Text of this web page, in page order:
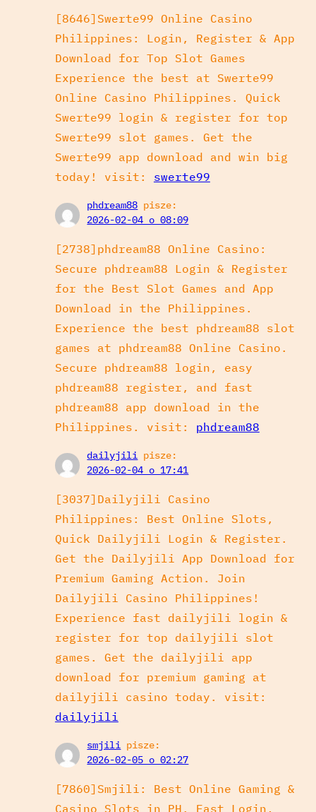
[8646]Swerte99 Online Casino
Philippines: Login, Register & App
Download for Top Slot Games
Experience the best at Swerte99
Online Casino Philippines. Quick
Swerte99 login & register for top
Swerte99 slot games. Get the
Swerte99 app download and win big
today! visit: swerte99
phdream88 pisze:
2026-02-04 o 08:09
[2738]phdream88 Online Casino:
Secure phdream88 Login & Register
for the Best Slot Games and App
Download in the Philippines.
Experience the best phdream88 slot
games at phdream88 Online Casino.
Secure phdream88 login, easy
phdream88 register, and fast
phdream88 app download in the
Philippines. visit: phdream88
dailyjili pisze:
2026-02-04 o 17:41
[3037]Dailyjili Casino
Philippines: Best Online Slots,
Quick Dailyjili Login & Register.
Get the Dailyjili App Download for
Premium Gaming Action. Join
Dailyjili Casino Philippines!
Experience fast dailyjili login &
register for top dailyjili slot
games. Get the dailyjili app
download for premium gaming at
dailyjili casino today. visit:
dailyjili
smjili pisze:
2026-02-05 o 02:27
[7860]Smjili: Best Online Gaming &
Casino Slots in PH. Fast Login,